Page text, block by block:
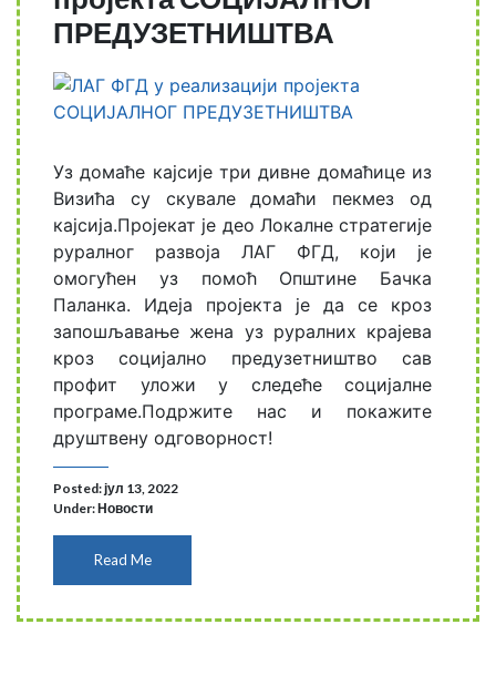
ПРЕДУЗЕТНИШТВА
Уз домаће кајсије три дивне домаћице из
Визића су скувале домаћи пекмез од
кајсија.Пројекат је део Локалне стратегије
руралног развоја ЛАГ ФГД, који је
омогућен уз помоћ Општине Бачка
Паланка. Идеја пројекта је да се кроз
запошљавање жена уз руралних крајева
кроз социјално предузетништво сав
профит уложи у следеће социјалне
програме.Подржите нас и покажите
друштвену одговорност!
Posted: јул 13, 2022
Under:Новости
Read Me